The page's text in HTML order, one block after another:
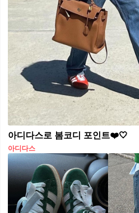
아디다스로 봄코디 포인트❤️🤍​
아디다스